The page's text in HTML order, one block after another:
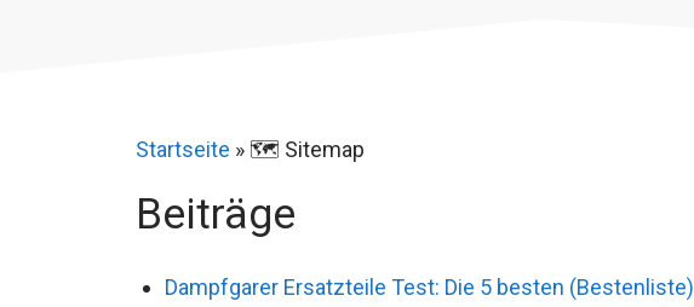
Startseite » 🗺️ Sitemap
Beiträge
Dampfgarer Ersatzteile Test: Die 5 besten (Bestenliste)